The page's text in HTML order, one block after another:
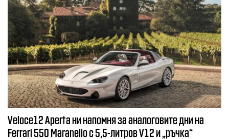
Veloce12 Aperta ни напомня за аналоговите дни на
Ferrari 550 Maranello с 5,5-литров V12 и „ръчка“